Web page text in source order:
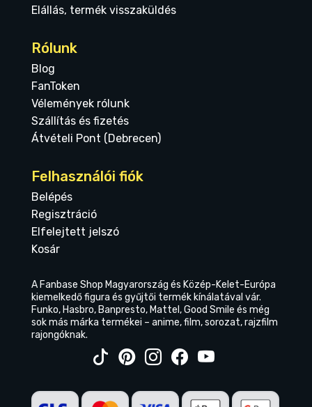
Elállás, termék visszaküldés
Rólunk
Blog
FanToken
Vélemények rólunk
Szállítás és fizetés
Átvételi Pont (Debrecen)
Felhasználói fiók
Belépés
Regisztráció
Elfelejtett jelszó
Kosár
A Fanbase Shop Magyarország és Közép-Kelet-Európa
kiemelkedő figura és gyűjtői termék kínálatával vár.
Funko, Hasbro, Banpresto, Mattel, Good Smile és még
sok más márka termékei – anime, film, sorozat, rajzfilm
rajongóknak.